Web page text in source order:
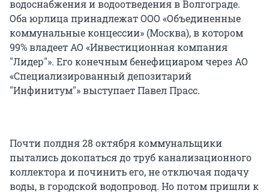
водоснабжения и водоотведения в Волгограде.
Оба юрлица принадлежат ООО «Объединенные
коммунальные концессии» (Москва), в котором
99% владеет АО «Инвестиционная компания
"Лидер"». Его конечным бенефициаром через АО
«Специализированный депозитарий
"Инфинитум"» выступает Павел Прасс.
Почти полдня 28 октября коммунальщики
пытались докопаться до труб канализационного
коллектора и починить его, не отключая подачу
воды, в городской водопровод. Но потом пришли к